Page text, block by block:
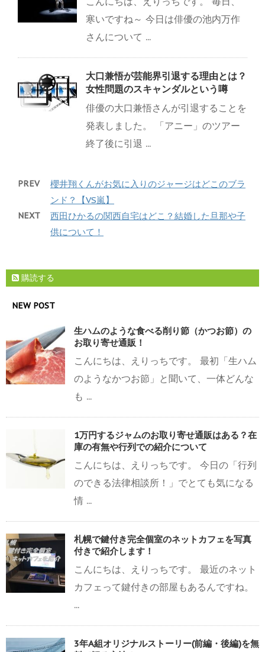
寒いですね～ 今日は俳優の池内万作
さんについて ...
大口兼悟が芸能界引退する理由とは？
女性問題のスキャンダルという噂
俳優の大口兼悟さんが引退することを
発表しました。 「アニー」のツアー
終了後に引退 ...
PREV
櫻井翔くんがお気に入りのジャージはどこのブラ
ンド？【VS嵐】
NEXT
西田ひかるの関西自宅はどこ？結婚した旦那や子
供について！
購読する
NEW POST
生ハムのような食べる削り節（かつお節）の
お取り寄せ通販！
こんにちは、えりっちです。 最初「生ハム
のようなかつお節」と聞いて、一体どんな
も ...
1万円するジャムのお取り寄せ通販はある？在
庫の有無や行列での紹介について
こんにちは、えりっちです。 今日の「行列
のできる法律相談所！」でとても気になる
情 ...
札幌で鍵付き完全個室のネットカフェを写真
付きで紹介します！
こんにちは、えりっちです。 最近のネット
カフェって鍵付きの部屋もあるんですね。
...
3年A組オリジナルストーリー(前編・後編)を無